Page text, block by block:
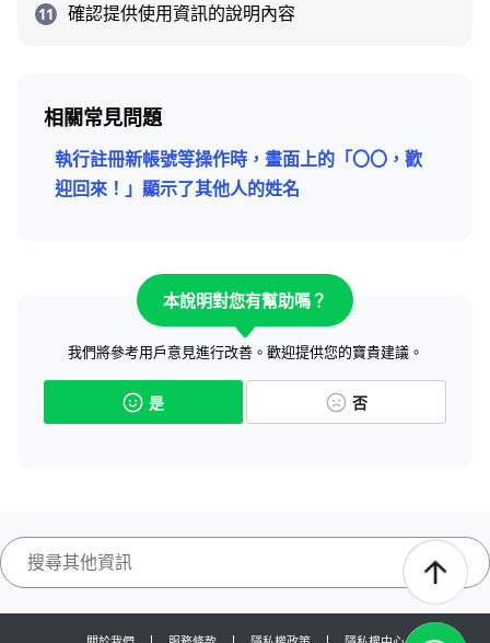
確認提供使用資訊的說明內容
相關常見問題
執行註冊新帳號等操作時，畫面上的「〇〇，歡
迎回來！」顯示了其他人的姓名
本說明對您有幫助嗎？
我們將參考用戶意見進行改善。歡迎提供您的寶貴建議。
是 否